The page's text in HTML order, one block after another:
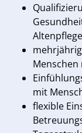
mit
flexible